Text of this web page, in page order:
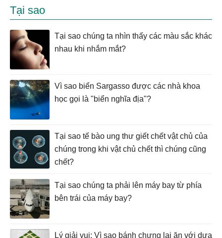
Tại sao
Tại sao chúng ta nhìn thấy các màu sắc khác
nhau khi nhắm mắt?
Vì sao biển Sargasso được các nhà khoa
học gọi là "biển nghĩa địa"?
Tại sao tế bào ung thư giết chết vật chủ của
chúng trong khi vật chủ chết thì chúng cũng
chết?
Tại sao chúng ta phải lên máy bay từ phía
bên trái của máy bay?
Lý giải vui: Vì sao bánh chưng lại ăn với dưa